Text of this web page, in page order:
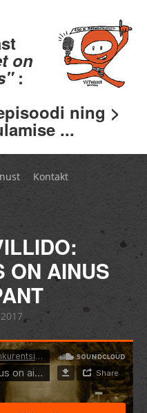
on
:
ning >
...
Kontakt
ON AINUS